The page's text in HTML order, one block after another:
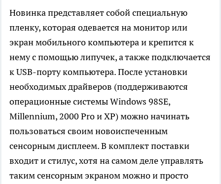
Новинка представляет собой специальную
пленку, которая одевается на монитор или
экран мобильного компьютера и крепится к
нему с помощью липучек, а также подключается
к USB-порту компьютера. После установки
необходимых драйверов (поддерживаются
операционные системы Windows 98SE,
Millennium, 2000 Pro и XP) можно начинать
пользоваться своим новоиспеченным
сенсорным дисплеем. В комплект поставки
входит и стилус, хотя на самом деле управлять
таким сенсорным экраном можно и просто